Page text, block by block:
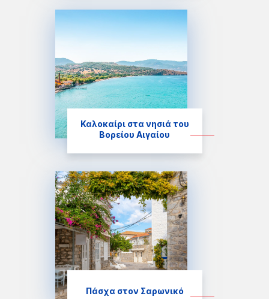
Καλοκαίρι στα νησιά του
Βορείου Αιγαίου
Πάσχα στον Σαρωνικό